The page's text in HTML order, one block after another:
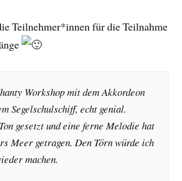
Teilnehmer*innen für die Teilnahme
Workshop mit dem Akkordeon
Segelschulschiff, echt genial.
gesetzt und eine ferne Melodie hat
Meer getragen. Den Törn würde ich
machen.